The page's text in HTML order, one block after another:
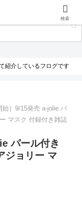
紹介しているフログです
始］9/15発売 a-jolie パ
マスク 付録付き雑誌
パール付き
ジョリー マ
検索